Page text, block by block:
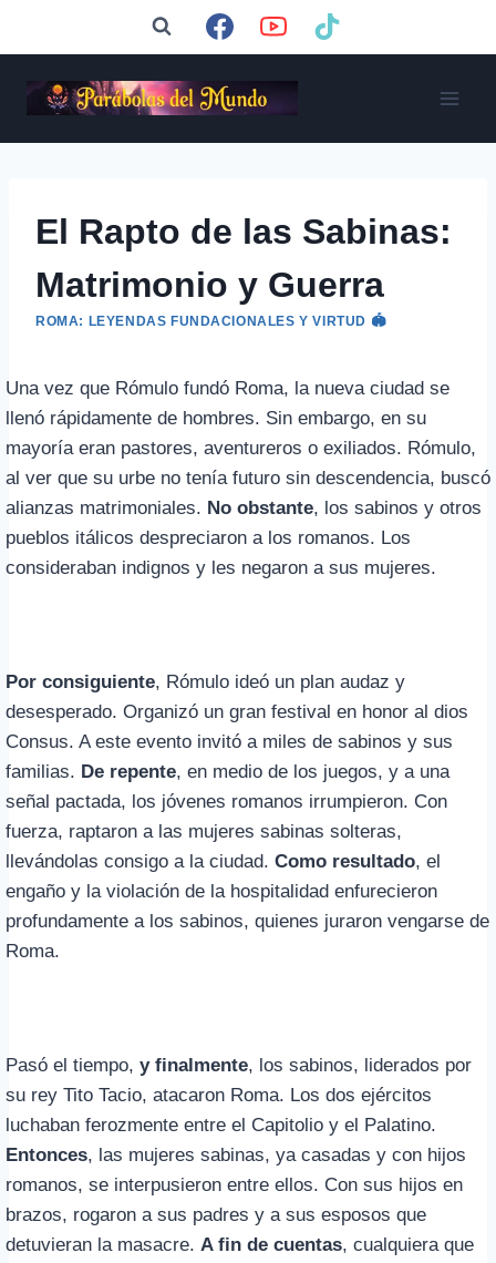
El Rapto de las Sabinas:
Matrimonio y Guerra
ROMA: LEYENDAS FUNDACIONALES Y VIRTUD 🏟️
Una vez que Rómulo fundó Roma, la nueva ciudad se
llenó rápidamente de hombres. Sin embargo, en su
mayoría eran pastores, aventureros o exiliados. Rómulo,
al ver que su urbe no tenía futuro sin descendencia, buscó
alianzas matrimoniales. No obstante, los sabinos y otros
pueblos itálicos despreciaron a los romanos. Los
consideraban indignos y les negaron a sus mujeres.
Por consiguiente, Rómulo ideó un plan audaz y
desesperado. Organizó un gran festival en honor al dios
Consus. A este evento invitó a miles de sabinos y sus
familias. De repente, en medio de los juegos, y a una
señal pactada, los jóvenes romanos irrumpieron. Con
fuerza, raptaron a las mujeres sabinas solteras,
llevándolas consigo a la ciudad. Como resultado, el
engaño y la violación de la hospitalidad enfurecieron
profundamente a los sabinos, quienes juraron vengarse de
Roma.
Pasó el tiempo, y finalmente, los sabinos, liderados por
su rey Tito Tacio, atacaron Roma. Los dos ejércitos
luchaban ferozmente entre el Capitolio y el Palatino.
Entonces, las mujeres sabinas, ya casadas y con hijos
romanos, se interpusieron entre ellos. Con sus hijos en
brazos, rogaron a sus padres y a sus esposos que
detuvieran la masacre. A fin de cuentas, cualquiera que